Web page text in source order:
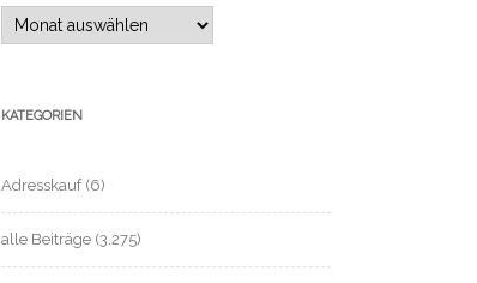
KATEGORIEN
Adresskauf(6)
alle Beiträge (3.275)